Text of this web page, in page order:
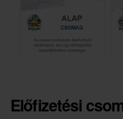
Előfizetési